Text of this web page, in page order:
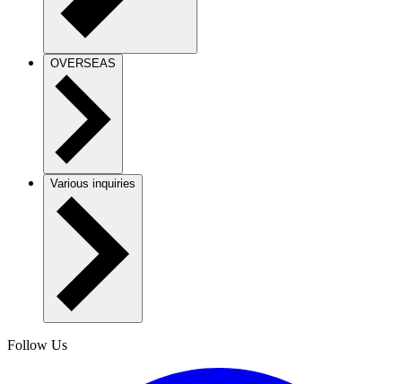
OVERSEAS
Various inquiries
Follow Us